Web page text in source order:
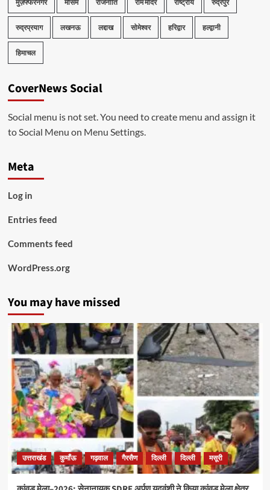
मुज़फ्फरनगर मौसम राजनीति राम मंदिर राष्ट्रीय रुद्रपुर
रुद्रप्रयाग लखनऊ लद्दाख सोमेश्वर हरिद्वार हल्द्वानी
हिमाचल
CoverNews Social
Social menu is not set. You need to create menu and assign it
to Social Menu on Menu Settings.
Meta
Log in
Entries feed
Comments feed
WordPress.org
You may have missed
उत्तराखंड कुमाँऊ गढ़वाल गैरसैण दिल्ली दिल्ली मसूरी